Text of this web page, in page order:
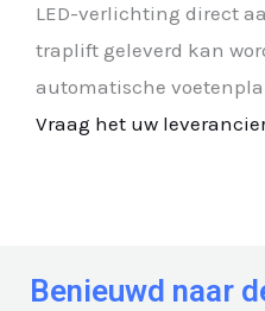
LED-verlichting direct
traplift geleverd kan
automatische
Vraag het uw
Benieuwd naar